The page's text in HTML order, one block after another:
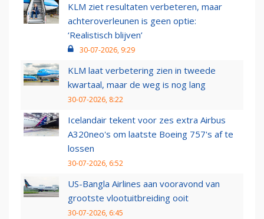
KLM ziet resultaten verbeteren, maar
achteroverleunen is geen optie:
‘Realistisch blijven’
30-07-2026, 9:29
KLM laat verbetering zien in tweede
kwartaal, maar de weg is nog lang
30-07-2026, 8:22
Icelandair tekent voor zes extra Airbus
A320neo's om laatste Boeing 757's af te
lossen
30-07-2026, 6:52
US-Bangla Airlines aan vooravond van
grootste vlootuitbreiding ooit
30-07-2026, 6:45